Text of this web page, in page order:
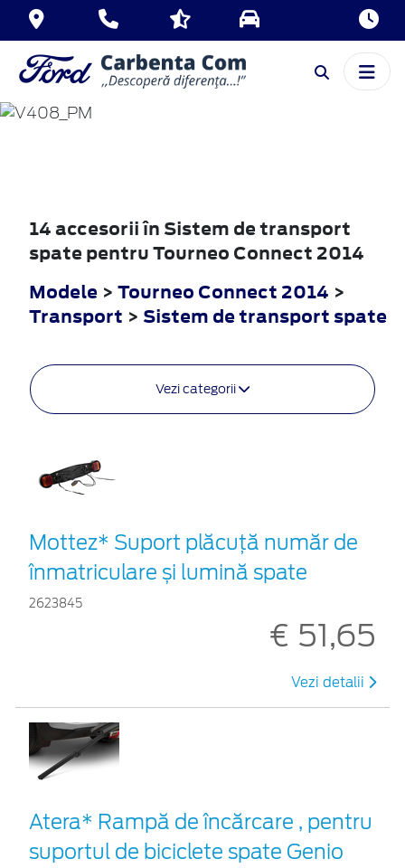
TOURNEO
CONNECT
14 accesorii în Sistem de transport
spate pentru Tourneo Connect 2014
Modele > Tourneo Connect 2014 >
Transport > Sistem de transport spate
Vezi categorii
Mottez* Suport plăcuță număr de
înmatriculare și lumină spate
2623845
€ 51,65
Vezi detalii
Atera* Rampă de încărcare , pentru
suportul de biciclete spate Genio